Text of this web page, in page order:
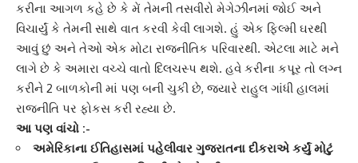
કરીના આગળ કહે છે કે મેં તેમની તસવીરો મેગેઝીનમાં જોઈ અને
વિચાર્યું કે તેમની સાથે વાત કરવી કેવી લાગશે. હું એક ફિલ્મી ઘરથી
આવું છું અને તેઓ એક મોટા રાજનીતિક પરિવારથી. એટલા માટે મને
લાગે છે કે અમારા વચ્ચે વાતો દિલચસ્પ થશે. હવે કરીના કપૂર તો લગ્ન
કરીને 2 બાળકોની માં પણ બની ચુકી છે, જ્યારે રાહુલ ગાંધી હાલમાં
રાજનીતિ પર ફોકસ કરી રહ્યા છે.
આ પણ વાંચો :-
અમેરિકાના ઈતિહાસમાં પહેલીવાર ગુજરાતના દીકરાએ કર્યું મોટું